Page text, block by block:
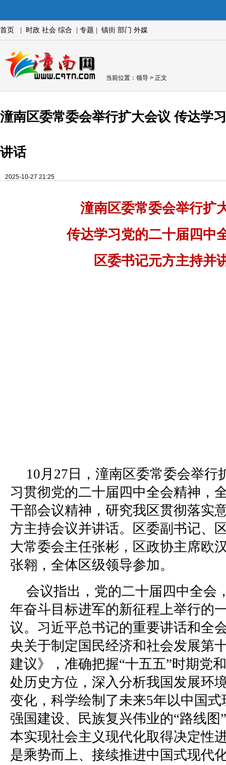
首页 时政 社会 综合 专题 镇街 部门 外媒
当前位置： 领导 > 正文
潼南区委常委会举行扩大会议 传达学
讲话
2025-10-27 21:25
潼南区委常委会举行扩
传达学习党的二十届四中
区委书记元方主持并
10月27日，潼南区委常委会举行
习贯彻党的二十届四中全会精神，
干部会议精神，研究我区贯彻落实
方主持会议并讲话。区委副书记、
大常委会主任张彬，区政协主席欧
张翱，全体区级领导参加。
会议指出，党的二十届四中全会
年奋斗目标进军的新征程上举行的
议。习近平总书记的重要讲话和全
央关于制定国民经济和社会发展第
建议》，准确把握“十五五”时期党
处历史方位，深入分析我国发展环
变化，科学绘制了未来5年以中国
强国建设、民族复兴伟业的“路线图
本实现社会主义现代化取得决定性
是乘势而上、接续推进中国式现代